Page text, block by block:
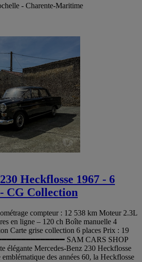
- Charente-Maritime
Heckflosse 1967 - 6
CG Collection
compteur : 12 538 km Moteur 2.3L
en ligne – 120 ch Boîte manuelle 4
Carte grise collection 6 places Prix : 19
SAM CARS SHOP
élégante Mercedes-Benz 230 Heckflosse
des années 60, la Heckflosse